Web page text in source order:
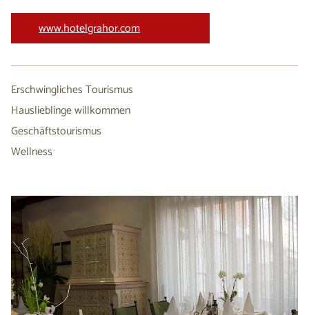
www.hotelgrahor.com
Erschwingliches Tourismus
Hauslieblinge willkommen
Geschäftstourismus
Wellness